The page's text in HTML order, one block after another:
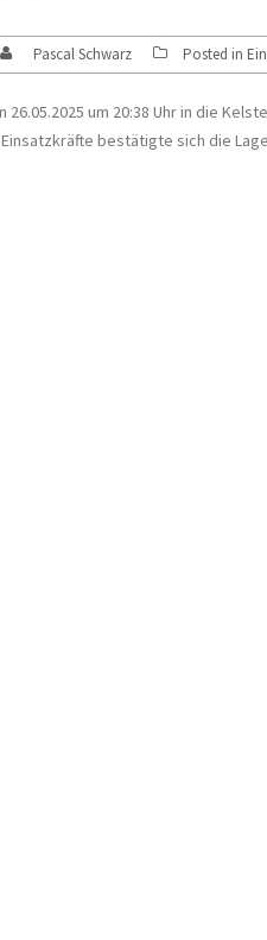
Pascal Schwarz Posted in
um 20:38 Uhr in die
bestätigte sich die